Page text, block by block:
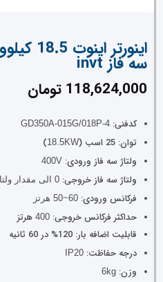
سه فاز invt
118,624,000 تومان
کدفنی:
توان: 25 اسب ( 18.5KW
)
ولتاژ سه فاز ورودی: 400V
ولتاژ سه فاز خروجی:
فرکانس ورودی: 60~50 هرتز
حداکثر فرکانس خروجی: 400 هرتز
قابلیت اضافه بار: 120% در 60 ثانیه
درجه حفاظت: IP20
وزن: